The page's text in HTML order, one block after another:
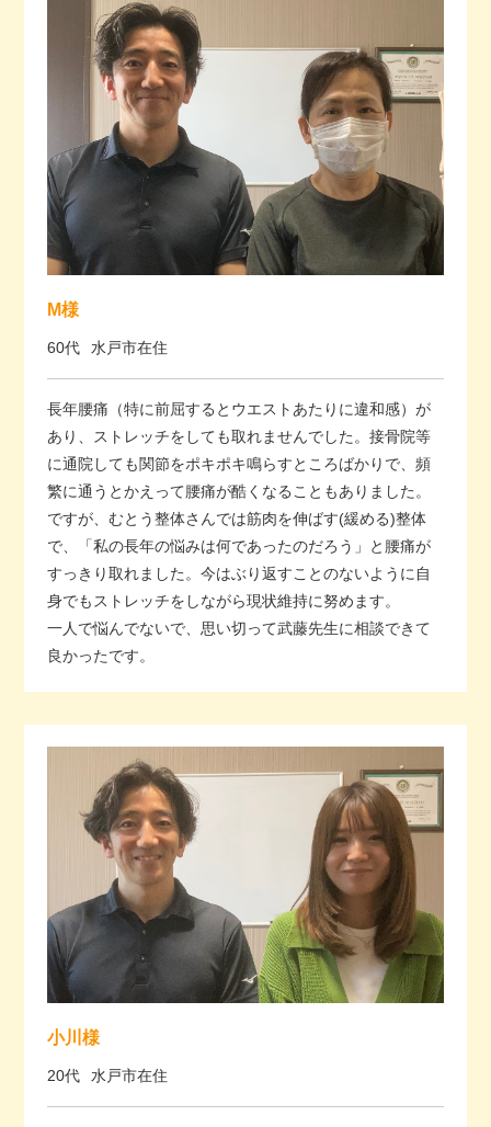
M様
60代 水戸市在住
長年腰痛（特に前屈するとウエストあたりに違和感）が
あり、ストレッチをしても取れませんでした。接骨院等
に通院しても関節をポキポキ鳴らすところばかりで、頻
繁に通うとかえって腰痛が酷くなることもありました。
ですが、むとう整体さんでは筋肉を伸ばす(緩める)整体
で、「私の長年の悩みは何であったのだろう」と腰痛が
すっきり取れました。今はぶり返すことのないように自
身でもストレッチをしながら現状維持に努めます。
一人で悩んでないで、思い切って武藤先生に相談できて
良かったです。
小川様
20代 水戸市在住